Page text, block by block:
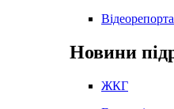
Новини
ЖКГ